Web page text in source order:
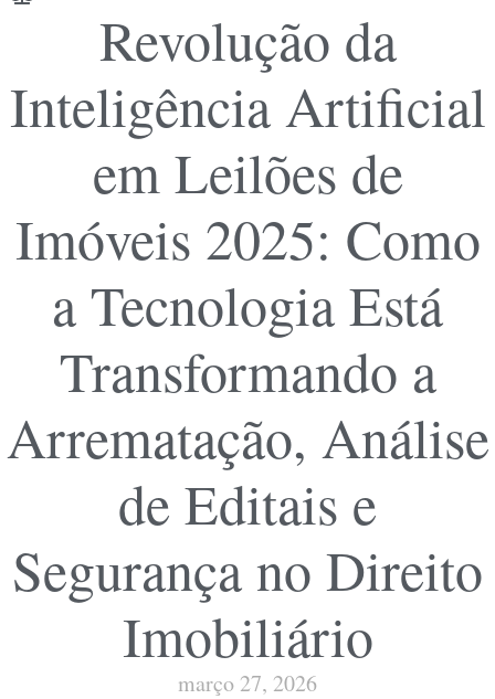
Revolução da
Inteligência Artificial
em Leilões de
Imóveis 2025: Como
a Tecnologia Está
Transformando a
Arrematação, Análise
de Editais e
Segurança no Direito
Imobiliário
março 27, 2026